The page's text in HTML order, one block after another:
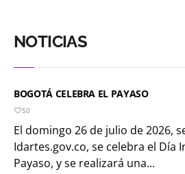
NOTICIAS
BOGOTÁ CELEBRA EL PAYASO
50
El domingo 26 de julio de 2026,
Idartes.gov.co, se celebra el Día
Payaso, y se realizará una...